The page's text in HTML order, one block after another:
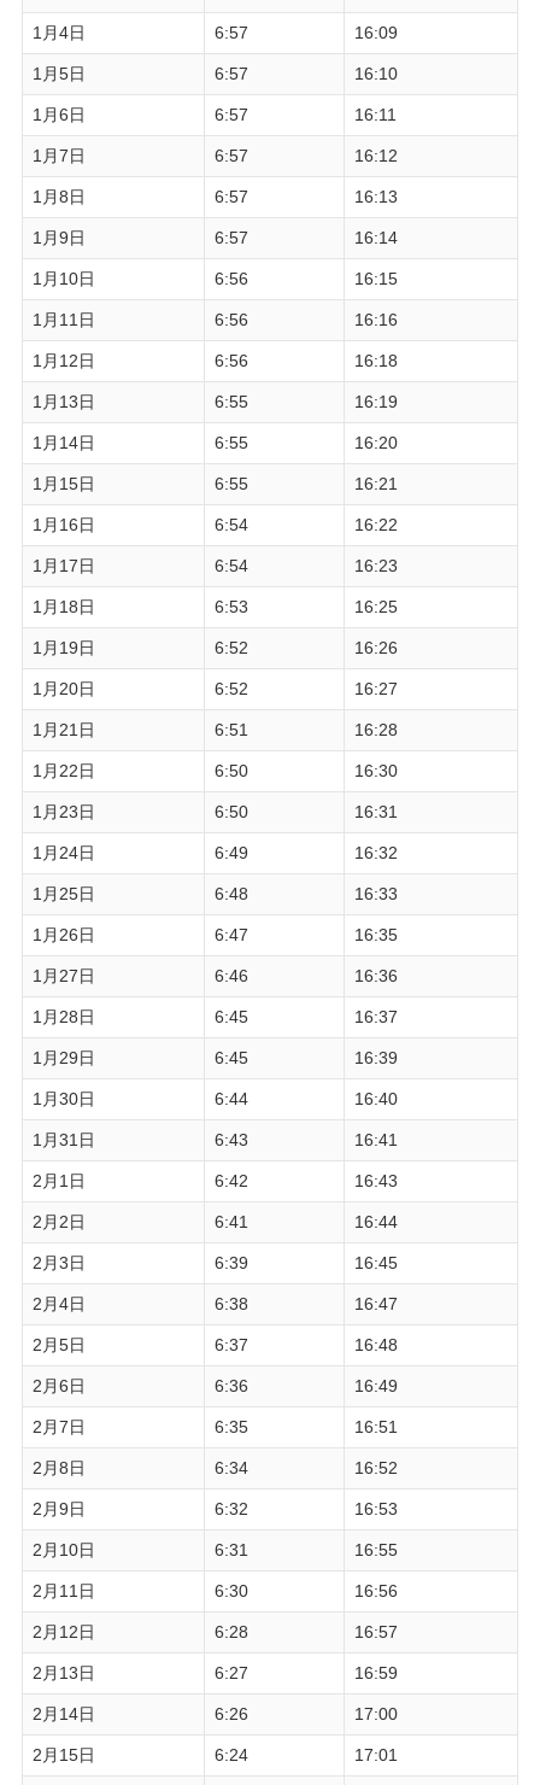
1月4日 6:57 16:09
1月5日 6:57 16:10
1月6日 6:57 16:11
1月7日 6:57 16:12
1月8日 6:57 16:13
1月9日 6:57 16:14
1月10日 6:56 16:15
1月11日 6:56 16:16
1月12日 6:56 16:18
1月13日 6:55 16:19
1月14日 6:55 16:20
1月15日 6:55 16:21
1月16日 6:54 16:22
1月17日 6:54 16:23
1月18日 6:53 16:25
1月19日 6:52 16:26
1月20日 6:52 16:27
1月21日 6:51 16:28
1月22日 6:50 16:30
1月23日 6:50 16:31
1月24日 6:49 16:32
1月25日 6:48 16:33
1月26日 6:47 16:35
1月27日 6:46 16:36
1月28日 6:45 16:37
1月29日 6:45 16:39
1月30日 6:44 16:40
1月31日 6:43 16:41
2月1日 6:42 16:43
2月2日 6:41 16:44
2月3日 6:39 16:45
2月4日 6:38 16:47
2月5日 6:37 16:48
2月6日 6:36 16:49
2月7日 6:35 16:51
2月8日 6:34 16:52
2月9日 6:32 16:53
2月10日 6:31 16:55
2月11日 6:30 16:56
2月12日 6:28 16:57
2月13日 6:27 16:59
2月14日 6:26 17:00
2月15日 6:24 17:01